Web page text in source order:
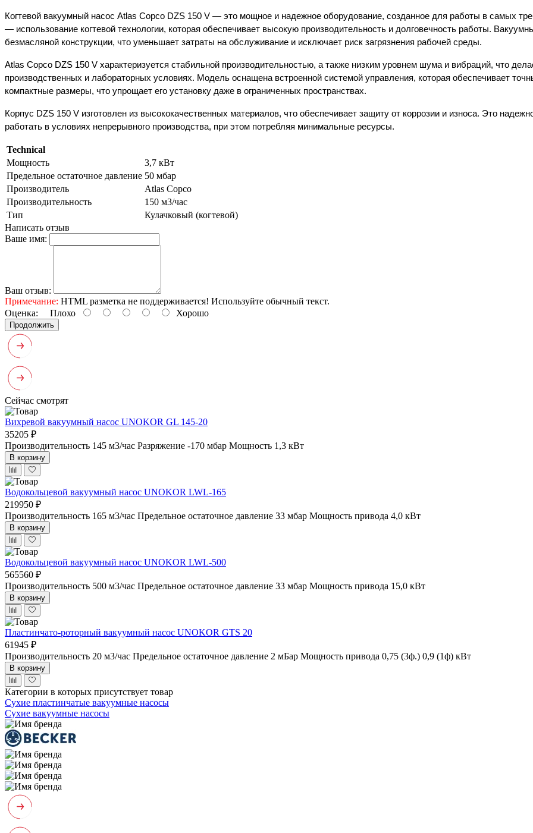
Когтевой вакуумный насос Atlas Copco DZS 150 V — это мощное и надежное оборудование, созданное для работы в самых
— использование когтевой технологии, которая обеспечивает высокую производительность и долговечность работы.
безмасляной конструкции, что уменьшает затраты на обслуживание и исключает риск загрязнения рабочей среды.
Atlas Copco DZS 150 V характеризуется стабильной производительностью, а также низким уровнем шума и вибраций, что
производственных и лабораторных условиях. Модель оснащена встроенной системой управления, которая обеспечивает
компактные размеры, что упрощает его установку даже в ограниченных пространствах.
Корпус DZS 150 V изготовлен из высококачественных материалов, что обеспечивает защиту от коррозии и износа. Это
работать в условиях непрерывного производства, при этом потребляя минимальные ресурсы.
Technical
Мощность
3,7 кВт
Предельное остаточное давление 50 мбар
Производитель
Atlas Copco
Производительность
150 м3/час
Тип
Кулачковый (когтевой)
Написать отзыв
Ваше имя:
Ваш отзыв:
Примечание: HTML разметка не поддерживается! Используйте обычный текст.
Оценка: Плохо Хорошо
Продолжить
Сейчас смотрят
Вихревой вакуумный насос UNOKOR GL 145-20
35205 ₽
Производительность 145 м3/час Разряжение -170 мбар Мощность 1,3 кВт
В корзину
Водокольцевой вакуумный насос UNOKOR LWL-165
219950 ₽
Производительность 165 м3/час Предельное остаточное давление 33 мбар Мощность привода 4,0 кВт
В корзину
Водокольцевой вакуумный насос UNOKOR LWL-500
565560 ₽
Производительность 500 м3/час Предельное остаточное давление 33 мбар Мощность привода 15,0 кВт
В корзину
Пластинчато-роторный вакуумный насос UNOKOR GTS 20
61945 ₽
Производительность 20 м3/час Предельное остаточное давление 2 мБар Мощность привода 0,75 (3ф.) 0,9 (1ф) кВт
В корзину
Категории в которых присутствует товар
Сухие пластинчатые вакуумные насосы
Сухие вакуумные насосы